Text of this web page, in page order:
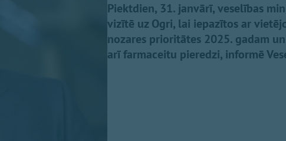
Piektdien, 31. janvārī, veselības
vizītē uz Ogri, lai iepazītos ar
nozares prioritātes 2025. gadam
arī farmaceitu pieredzi, informē